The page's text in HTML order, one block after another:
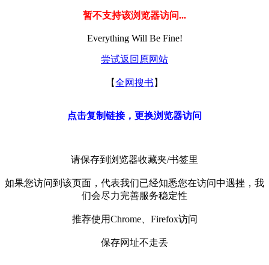
暂不支持该浏览器访问...
Everything Will Be Fine!
尝试返回原网站
【全网搜书 】
点击复制链接，更换浏览器访问
请保存到浏览器收藏夹/书签里
如果您访问到该页面，代表我们已经知悉您在访问中遇挫，我
们会尽力完善服务稳定性
推荐使用Chrome、Firefox访问
保存网址不走丢